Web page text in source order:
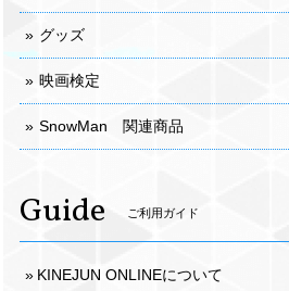
グッズ
映画検定
SnowMan 関連商品
Guide ご利用ガイド
KINEJUN ONLINEについて